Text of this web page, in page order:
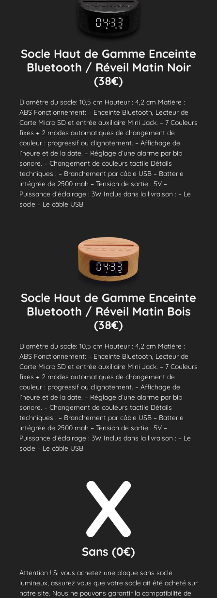
Socle Haut de Gamme Enceinte
Bluetooth / Réveil Matin Noir
(38€)
Diamètre du socle: 10,5 cm Hauteur : 4,2 cm Matière :
ABS Fonctionnement: – Enceinte Bluetooth, Lecteur de
Carte Micro SD et entrée auxiliaire Mini Jack. – 7 Couleurs
fixes + 2 modes automatiques de changement de
couleur : progressif ou clignotement. – Affichage de
l’heure et de la date. – Réglage d’une alarme par bip
sonore. – Changement de couleurs tactile Détails
techniques : – Branchement par câble USB – Batterie
intégrée de 2500 mah – Tension de sortie : 5V –
Puissance d’éclairage : 3W Inclus dans la livraison : – Le
socle – Le câble USB
Socle Haut de Gamme Enceinte
Bluetooth / Réveil Matin Bois
(38€)
Diamètre du socle: 10,5 cm Hauteur : 4,2 cm Matière :
ABS Fonctionnement: – Enceinte Bluetooth, Lecteur de
Carte Micro SD et entrée auxiliaire Mini Jack. – 7 Couleurs
fixes + 2 modes automatiques de changement de
couleur : progressif ou clignotement. – Affichage de
l’heure et de la date. – Réglage d’une alarme par bip
sonore. – Changement de couleurs tactile Détails
techniques : – Branchement par câble USB – Batterie
intégrée de 2500 mah – Tension de sortie : 5V –
Puissance d’éclairage : 3W Inclus dans la livraison : – Le
socle – Le câble USB
Sans (0€)
Attention ! Si vous achetez une plaque sans socle
lumineux, assurez vous que votre socle ait été acheté sur
notre site. Nous ne pouvons garantir la compatibilité de